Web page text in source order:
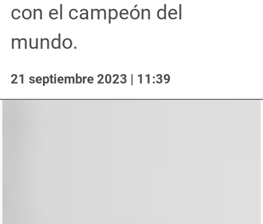
con el campeón del
mundo.
21 septiembre 2023 | 11:39